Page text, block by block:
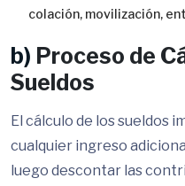
colación, movilización,
b) Proceso de
Sueldos
El cálculo de los sueldos
cualquier ingreso
luego descontar las